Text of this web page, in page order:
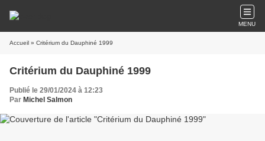
MENU
Accueil » Critérium du Dauphiné 1999
Critérium du Dauphiné 1999
Publié le 29/01/2024 à 12:23
Par Michel Salmon